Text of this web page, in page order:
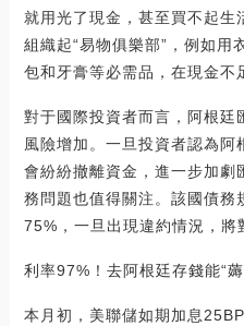
就用光了現金，甚至買不起生
組織起“易物俱樂部”，例如用
包和牙膏等必需品，在現金不
對于國際投資者而言，阿根廷
風險增加。一旦投資者認為
會紛紛撤離資金，進一步加劇
務問題也值得關注。該國債務
75%，一旦出現違約情況，將
利率97%！去阿根廷存錢能“
本月初，美聯儲如期加息